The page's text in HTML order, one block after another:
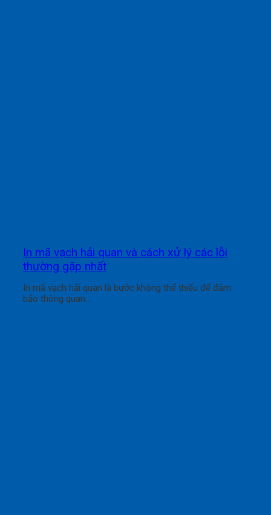
In mã vạch hải quan và cách xử lý các lỗi
thường gặp nhất
In mã vạch hải quan là bước không thể thiếu để đảm
bảo thông quan...